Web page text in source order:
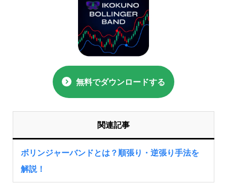
無料でダウンロードする
関連記事
ボリンジャーバンドとは？順張り・逆張り手法を
解説！